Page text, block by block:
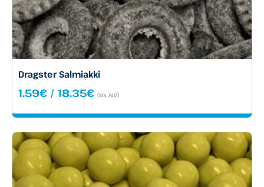
Dragster Salmiakki
1.59€ / 18.35€Hintaluokka:
-
(sis. ALV)